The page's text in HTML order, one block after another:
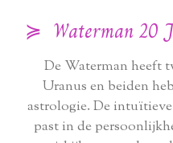
≽ Waterman 20
De Waterman heeft
Uranus en beiden
astrologie. De
past in de